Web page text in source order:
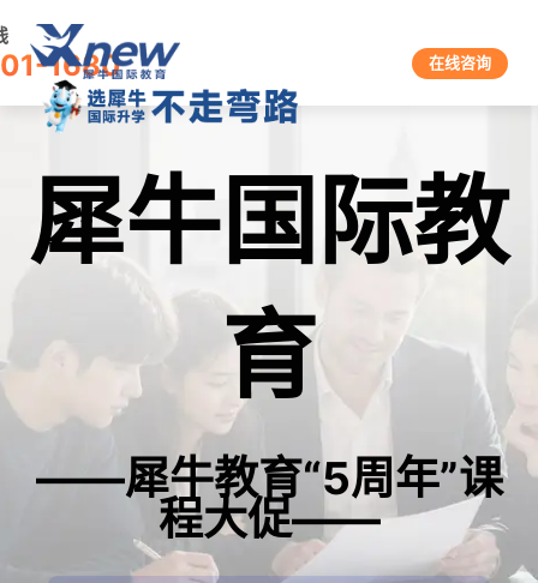
1680 在线咨询
犀牛国际教
育
——犀牛教育“5周年”课
程大促——